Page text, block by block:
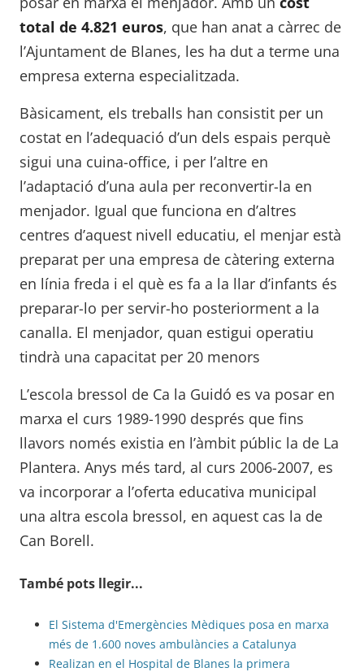
total de 4.821 euros, que han anat a càrrec de
l’Ajuntament de Blanes, les ha dut a terme una
empresa externa especialitzada.
Bàsicament, els treballs han consistit per un
costat en l’adequació d’un dels espais perquè
sigui una cuina-office, i per l’altre en
l’adaptació d’una aula per reconvertir-la en
menjador. Igual que funciona en d’altres
centres d’aquest nivell educatiu, el menjar està
preparat per una empresa de càtering externa
en línia freda i el què es fa a la llar d’infants és
preparar-lo per servir-ho posteriorment a la
canalla. El menjador, quan estigui operatiu
tindrà una capacitat per 20 menors
L’escola bressol de Ca la Guidó es va posar en
marxa el curs 1989-1990 després que fins
llavors només existia en l’àmbit públic la de La
Plantera. Anys més tard, al curs 2006-2007, es
va incorporar a l’oferta educativa municipal
una altra escola bressol, en aquest cas la de
Can Borell.
També pots llegir...
El Sistema d'Emergències Mèdiques posa en marxa
més de 1.600 noves ambulàncies a Catalunya
Realizan en el Hospital de Blanes la primera